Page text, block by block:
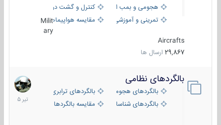
هجومی و بمب افکن
کنترل و گشت دریایی
تمرینی و آموزشی
مقایسه هواپیماهاMilit
ary
Aircrafts
29,867 ارسال ها
بالگردهای نظامی
بالگردهای هجومی
بالگردهای ترابری
بالگردهای شناسایی
مقایسه بالگردها
22
تیر
1405